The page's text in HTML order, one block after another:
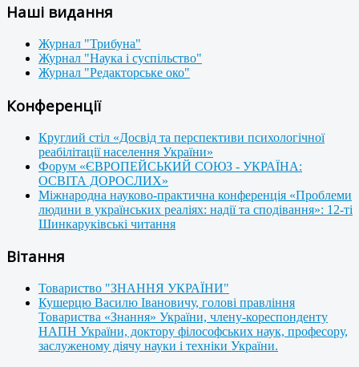
Наші видання
Журнал "Трибуна"
Журнал "Наука і суспільство"
Журнал "Редакторське око"
Конференції
Круглий стіл «Досвід та перспективи психологічної
реабілітації населення України»
Форум «ЄВРОПЕЙСЬКИЙ СОЮЗ - УКРАЇНА:
ОСВІТА ДОРОСЛИХ»
Міжнародна науково-практична конференція «Проблеми
людини в українських реаліях: надії та сподівання»: 12-ті
Шинкаруківські читання
Вітання
Товариство "ЗНАННЯ УКРАЇНИ"
Кушерцю Василю Івановичу, голові правління
Товариства «Знання» України, члену-кореспонденту
НАПН України, доктору філософських наук, професору,
заслуженому діячу науки і техніки України.